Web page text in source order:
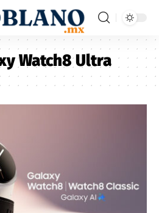
Watch8 Ultra